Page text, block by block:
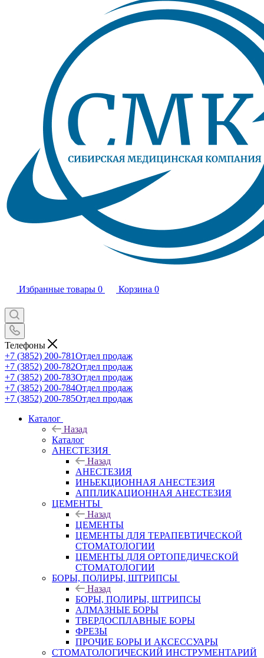
Избранные товары 0 Корзина 0
Телефоны
+7 (3852) 200-781Отдел продаж
+7 (3852) 200-782Отдел продаж
+7 (3852) 200-783Отдел продаж
+7 (3852) 200-784Отдел продаж
+7 (3852) 200-785Отдел продаж
Каталог
Назад
Каталог
АНЕСТЕЗИЯ
Назад
АНЕСТЕЗИЯ
ИНЬЕКЦИОННАЯ АНЕСТЕЗИЯ
АППЛИКАЦИОННАЯ АНЕСТЕЗИЯ
ЦЕМЕНТЫ
Назад
ЦЕМЕНТЫ
ЦЕМЕНТЫ ДЛЯ ТЕРАПЕВТИЧЕСКОЙ
СТОМАТОЛОГИИ
ЦЕМЕНТЫ ДЛЯ ОРТОПЕДИЧЕСКОЙ
СТОМАТОЛОГИИ
БОРЫ, ПОЛИРЫ, ШТРИПСЫ
Назад
БОРЫ, ПОЛИРЫ, ШТРИПСЫ
АЛМАЗНЫЕ БОРЫ
ТВЕРДОСПЛАВНЫЕ БОРЫ
ФРЕЗЫ
ПРОЧИЕ БОРЫ И АКСЕССУАРЫ
СТОМАТОЛОГИЧЕСКИЙ ИНСТРУМЕНТАРИЙ